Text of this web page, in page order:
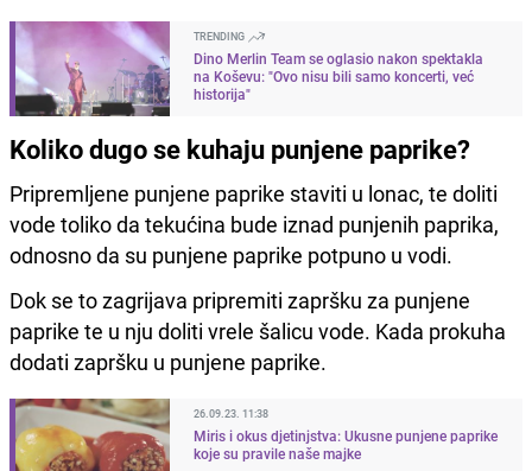
TRENDING
Dino Merlin Team se oglasio nakon spektakla
na Koševu: "Ovo nisu bili samo koncerti, već
historija"
Koliko dugo se kuhaju punjene paprike?
Pripremljene punjene paprike staviti u lonac, te doliti
vode toliko da tekućina bude iznad punjenih paprika,
odnosno da su punjene paprike potpuno u vodi.
Dok se to zagrijava pripremiti zapršku za punjene
paprike te u nju doliti vrele šalicu vode. Kada prokuha
dodati zapršku u punjene paprike.
26.09.23. 11:38
Miris i okus djetinjstva: Ukusne punjene paprike
koje su pravile naše majke